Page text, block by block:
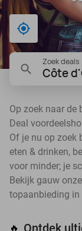
Bij mij in
Zoek
Côte
Op zoek naar de
Deal
Of je nu op zoek
eten & drinken,
voor minder; je
Bekijk gauw
topaanbieding in
🔥 Ontdek